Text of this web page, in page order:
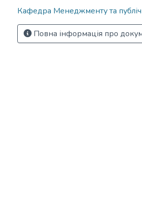
Кафедра Менеджменту та
Повна інформація про